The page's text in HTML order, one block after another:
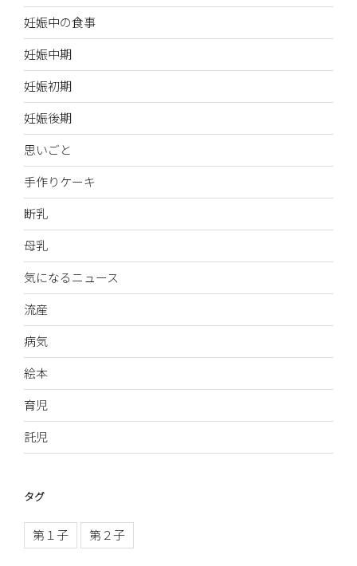
妊娠中の食事
妊娠中期
妊娠初期
妊娠後期
思いごと
手作りケーキ
断乳
母乳
気になるニュース
流産
病気
絵本
育児
託児
タグ
第１子 第２子